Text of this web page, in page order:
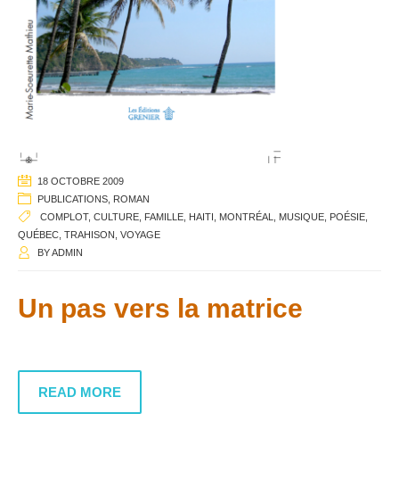
18 OCTOBRE 2009
PUBLICATIONS ROMAN
COMPLOT, CULTURE FAMILLE HAITI MONTRÉAL MUSIQUE POÉSIE
QUÉBEC TRAHISON VOYAGE
BYADMIN
Un pas vers la matrice
READ MORE